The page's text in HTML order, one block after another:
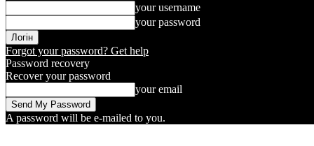
your username
your password
Forgot your password? Get help
Password recovery
Recover your password
your email
A password will be e-mailed to you.